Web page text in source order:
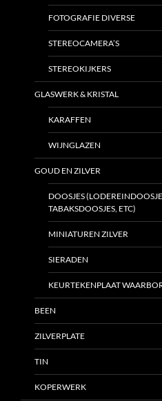
FOTOGRAFIE DIVERSE
STEREOCAMERA’S
STEREOKIJKERS
GLASWERK & KRISTAL
KARAFFEN
WIJNGLAZEN
GOUD EN ZILVER
DOOSJES
TABAKSDOOSJES, ETC)
MINIATUREN ZILVER
SIERADEN
KEURTEKENPLAAT
BEEN
ZILVERPLATE
TIN
KOPERWERK